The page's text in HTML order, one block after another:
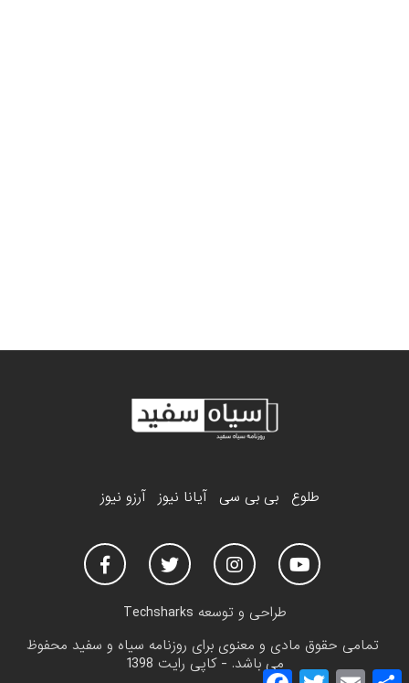
طلوع بی بی سی آیانا نیوز آرزو نیوز
طراحی و توسعه Techsharks
تمامی حقوق مادی و معنوی برای روزنامه سیاه و سفید محفوظ
می باشد. - کاپی رایت 1398
F T E